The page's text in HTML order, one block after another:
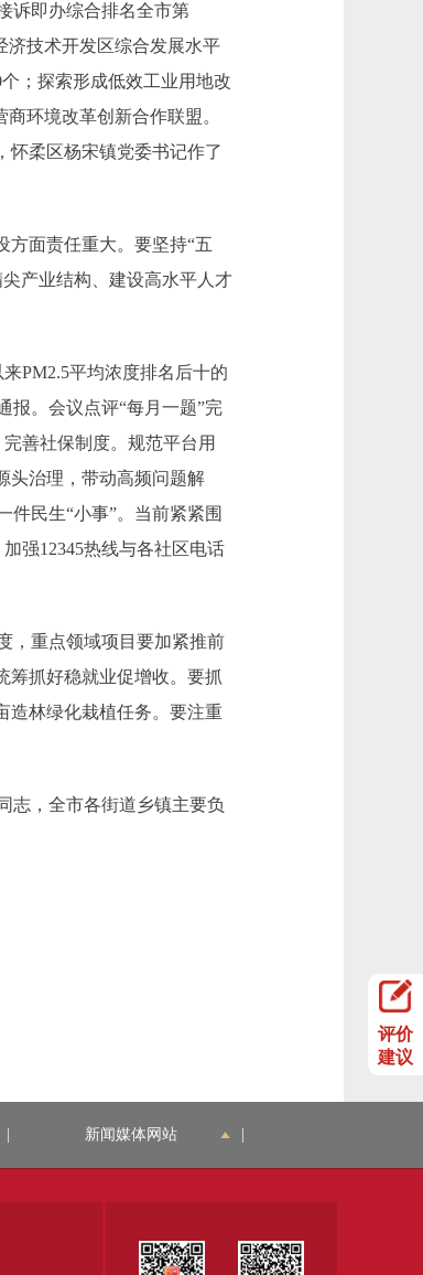
诉即办综合排名全市第
济技术开发区综合发展水平
；探索形成低效工业用地改
环境改革创新合作联盟。
怀柔区杨宋镇党委书记作了
面责任重大。要坚持“五
产业结构、建设高水平人才
PM2.5平均浓度排名后十的
报。会议点评“每月一题”完
善社保制度。规范平台用
头治理，带动高频问题解
民生“小事”。当前紧紧围
强12345热线与各社区电话
重点领域项目要加紧推前
筹抓好稳就业促增收。要抓
造林绿化栽植任务。要注重
，全市各街道乡镇主要负
评价
建议
新闻媒体网站